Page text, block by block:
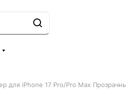
для iPhone 17 Pro/Pro Max